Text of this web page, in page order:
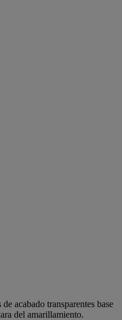
acabado transparentes base
del amarillamiento.